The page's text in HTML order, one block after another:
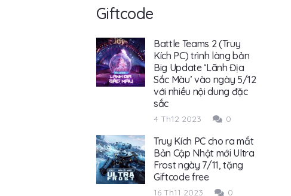
Giftcode
Battle Teams 2 (Truy
Kích PC) trình làng bản
Big Update ‘Lãnh Địa
Sắc Màu’ vào ngày 5/12
với nhiều nội dung đặc
sắc
4 Th12 2023 0
Truy Kích PC cho ra mắt
Bản Cập Nhật mới Ultra
Frost ngày 7/11, tặng
Giftcode free
16 Th11 2023 0